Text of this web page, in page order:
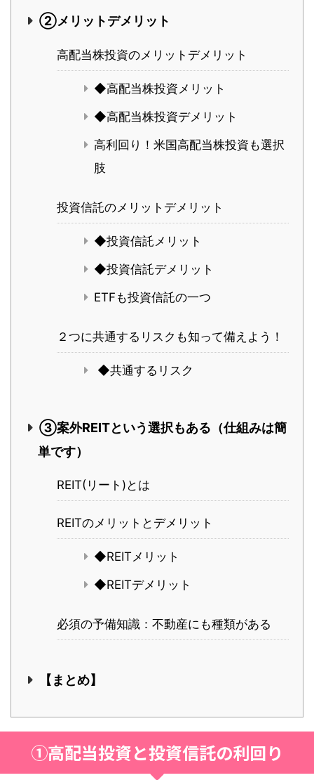
②メリットデメリット
高配当株投資のメリットデメリット
◆高配当株投資メリット
◆高配当株投資デメリット
高利回り！米国高配当株投資も選択
肢
投資信託のメリットデメリット
◆投資信託メリット
◆投資信託デメリット
ETFも投資信託の一つ
２つに共通するリスクも知って備えよう！
◆共通するリスク
③案外REITという選択もある（仕組みは簡
単です）
REIT(リート)とは
REITのメリットとデメリット
◆REITメリット
◆REITデメリット
必須の予備知識：不動産にも種類がある
【まとめ】
①高配当投資と投資信託の利回り